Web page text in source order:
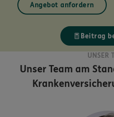
Angebot anfordern
Beitrag
UNSER
Unser Team am